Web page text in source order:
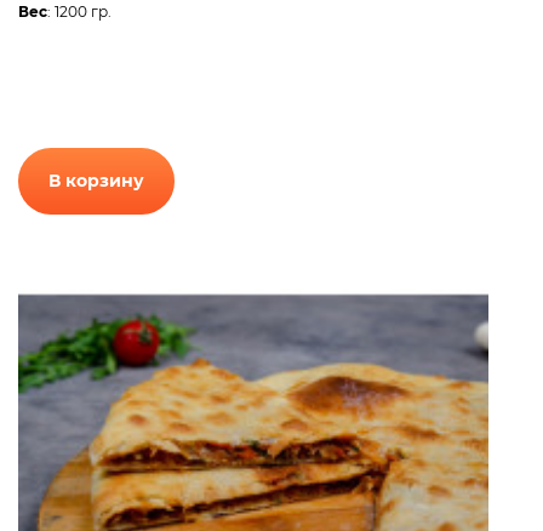
Вес: 1200 гр.
В корзину